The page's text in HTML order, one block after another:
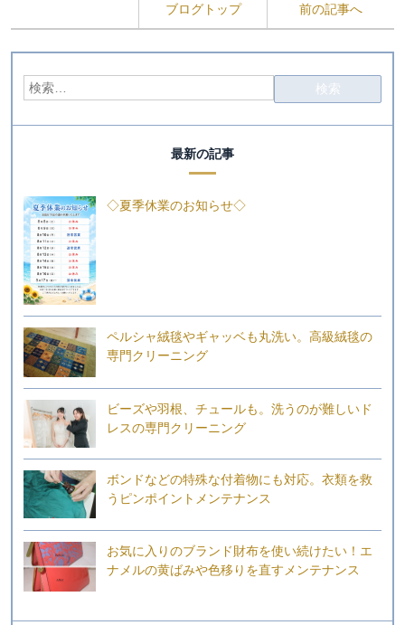
ブログトップ 前の記事へ
最新の記事
◇夏季休業のお知らせ◇
ペルシャ絨毯やギャッベも丸洗い。高級絨毯の
専門クリーニング
ビーズや羽根、チュールも。洗うのが難しいド
レスの専門クリーニング
ボンドなどの特殊な付着物にも対応。衣類を救
うピンポイントメンテナンス
お気に入りのブランド財布を使い続けたい！エ
ナメルの黄ばみや色移りを直すメンテナンス